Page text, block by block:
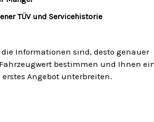
TÜV und Servicehistorie
Informationen sind, desto genauer
bestimmen und Ihnen
Angebot unterbreiten.